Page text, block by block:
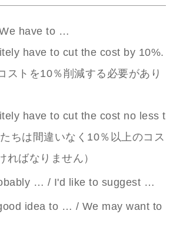
have to …
have to cut the cost by 10%.
ストを10％削減する必要があり
have to cut the cost no less t
ちは間違いなく10％以上のコス
ればなりません）
… / I'd like to suggest …
idea to … / We may want to